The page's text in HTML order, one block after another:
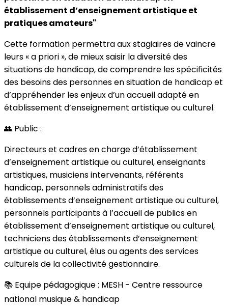
établissement d’enseignement artistique et
pratiques amateurs"
Cette formation permettra aux stagiaires de vaincre
leurs « a priori », de mieux saisir la diversité des
situations de handicap, de comprendre les spécificités
des besoins des personnes en situation de handicap et
d’appréhender les enjeux d’un accueil adapté en
établissement d’enseignement artistique ou culturel.
👥 Public :
Directeurs et cadres en charge d’établissement
d’enseignement artistique ou culturel, enseignants
artistiques, musiciens intervenants, référents
handicap, personnels administratifs des
établissements d’enseignement artistique ou culturel,
personnels participants à l’accueil de publics en
établissement d’enseignement artistique ou culturel,
techniciens des établissements d’enseignement
artistique ou culturel, élus ou agents des services
culturels de la collectivité gestionnaire.
📚 Equipe pédagogique : MESH - Centre ressource
national musique & handicap